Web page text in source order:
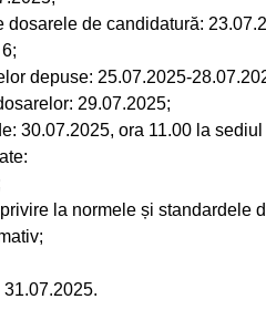
dosarele de candidatură:
depuse: 25.07.2025-
29.07.2025;
30.07.2025, ora 11.00 la
la normele și standardele